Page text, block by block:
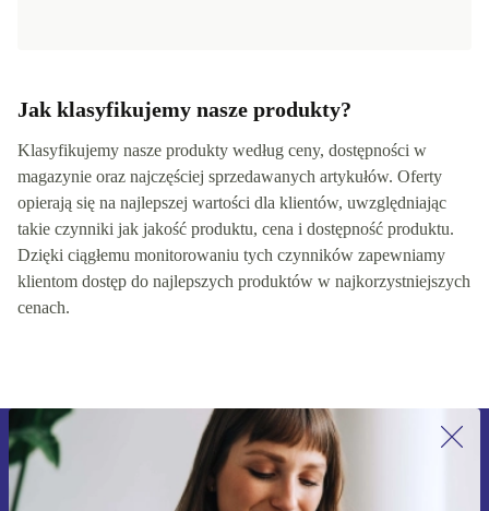
Jak klasyfikujemy nasze produkty?
Klasyfikujemy nasze produkty według ceny, dostępności w
magazynie oraz najczęściej sprzedawanych artykułów. Oferty
opierają się na najlepszej wartości dla klientów, uwzględniając
takie czynniki jak jakość produktu, cena i dostępność produktu.
Dzięki ciągłemu monitorowaniu tych czynników zapewniamy
klientom dostęp do najlepszych produktów w najkorzystniejszych
cenach.
Zapisz się na nasz newsletter!
Nie przegap żadnej oferty.